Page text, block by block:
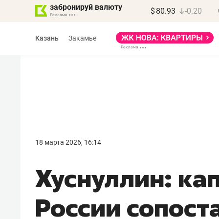
забронируй валюту $ 80.93 -0.20
Казань Закамье
18 марта 2026, 16:14
Хуснуллин:
России
правил, бизнес может
потерять минимум